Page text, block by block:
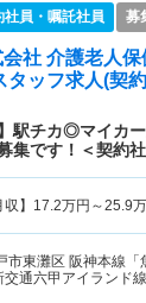
社員・嘱託社員 募
社 介護老人
タッフ求人(契
】駅チカ◎マイカ
集です！＜契約
】 17.2万円～25.9
市東灘区 阪神本線「
交通六甲アイランド